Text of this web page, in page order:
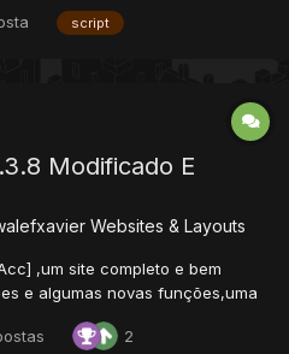
default '0', `value` varchar(255)
script
Modificado E
Websites & Layouts
,um site completo e bem
e algumas novas funções,uma
que há de novo? * Novos
2